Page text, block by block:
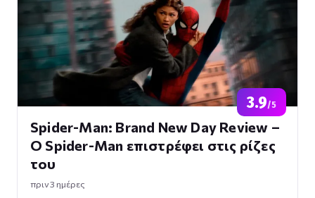
3.9/5
Spider-Man: Brand New Day Review –
Ο Spider-Man επιστρέφει στις ρίζες
του
πριν 3 ημέρες